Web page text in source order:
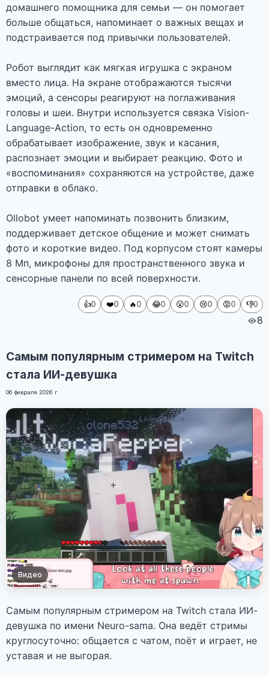
домашнего помощника для семьи — он помогает
больше общаться, напоминает о важных вещах и
подстраивается под привычки пользователей.
Робот выглядит как мягкая игрушка с экраном
вместо лица. На экране отображаются тысячи
эмоций, а сенсоры реагируют на поглаживания
головы и шеи. Внутри используется связка Vision-
Language-Action, то есть он одновременно
обрабатывает изображение, звук и касания,
распознает эмоции и выбирает реакцию. Фото и
«воспоминания» сохраняются на устройстве, даже
отправки в облако.
Ollobot умеет напоминать позвонить близким,
поддерживает детское общение и может снимать
фото и короткие видео. Под корпусом стоят камеры
8 Мп, микрофоны для пространственного звука и
сенсорные панели по всей поверхности.
👍0 ❤️0 🔥0 😂0 😮0 😢0 😡0 👎0
8
Самым популярным стримером на Twitch
стала ИИ-девушка
06 февраля 2026 г.
Видео
Самым популярным стримером на Twitch стала ИИ-
девушка по имени Neuro-sama. Она ведёт стримы
круглосуточно: общается с чатом, поёт и играет, не
уставая и не выгорая.